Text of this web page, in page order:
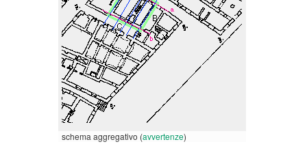
schema aggregativo (avvertenze)